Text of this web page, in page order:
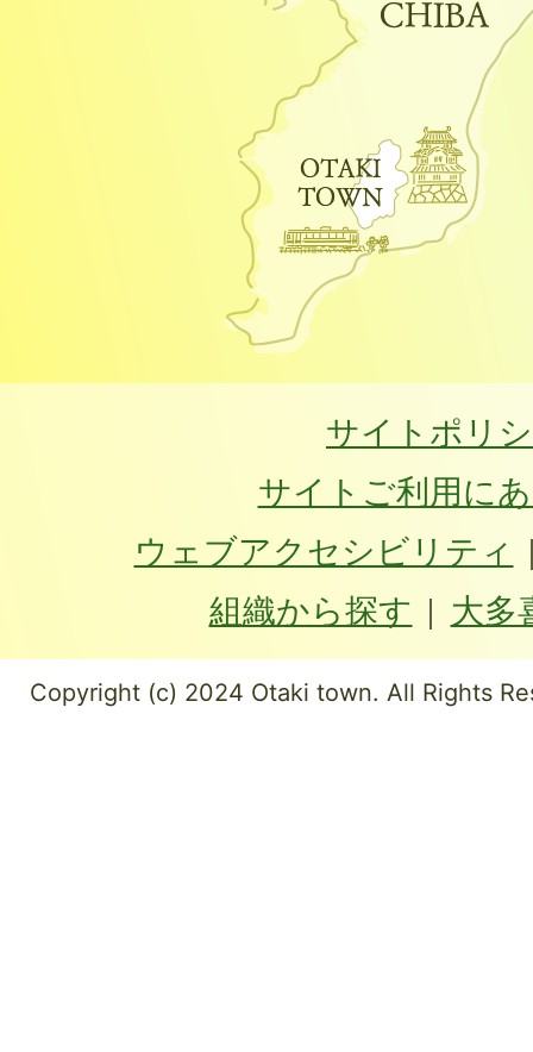
サイトポリ
サイトご利用に
ウェブアクセシビリティ
組織から探す
大多
Copyright (c) 2024 Otaki town. All Rights